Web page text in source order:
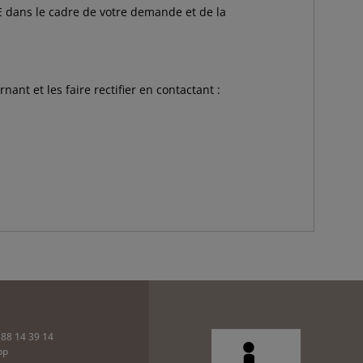
le cadre de votre demande et de la
et les faire rectifier en contactant :
14 39 14